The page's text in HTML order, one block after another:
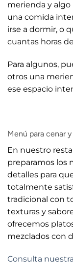
merienda y algo
una comida
irse a dormir, o
cuantas horas
Para algunos,
otros una
ese espacio
Menú para cenar
En nuestro
preparamos los
detalles para
totalmente
tradicional con
texturas y
ofrecemos
mezclados con
Consulta